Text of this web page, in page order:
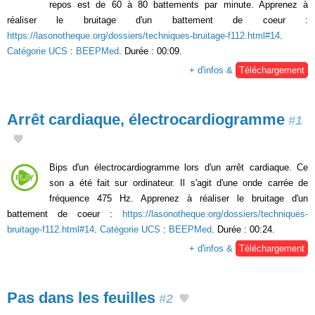
repos est de 60 à 80 battements par minute. Apprenez à
réaliser le bruitage d'un battement de coeur :
https://lasonotheque.org/dossiers/techniques-bruitage-f112.html#14.
Catégorie UCS : BEEPMed. Durée : 00:09.
+ d'infos & Téléchargement
Arrêt cardiaque, électrocardiogramme #1
Bips d'un électrocardiogramme lors d'un arrêt cardiaque. Ce
son a été fait sur ordinateur. Il s'agit d'une onde carrée de
fréquence 475 Hz. Apprenez à réaliser le bruitage d'un
battement de coeur :
https://lasonotheque.org/dossiers/techniques-
bruitage-f112.html#14 Catégorie UCS : BEEPMed . Durée : 00:24.
+ d'infos &
Téléchargement
Pas dans les feuilles #2